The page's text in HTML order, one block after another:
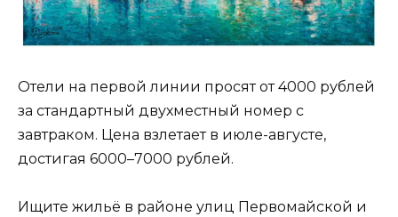
Отели на первой линии просят от 4000 рублей
за стандартный двухместный номер с
завтраком. Цена взлетает в июле-августе,
достигая 6000–7000 рублей.
Ищите жильё в районе улиц Первомайской и